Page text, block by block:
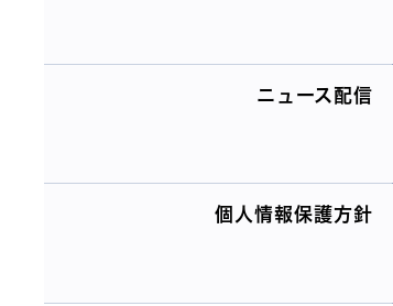
ニュース配信
個人情報保護方針